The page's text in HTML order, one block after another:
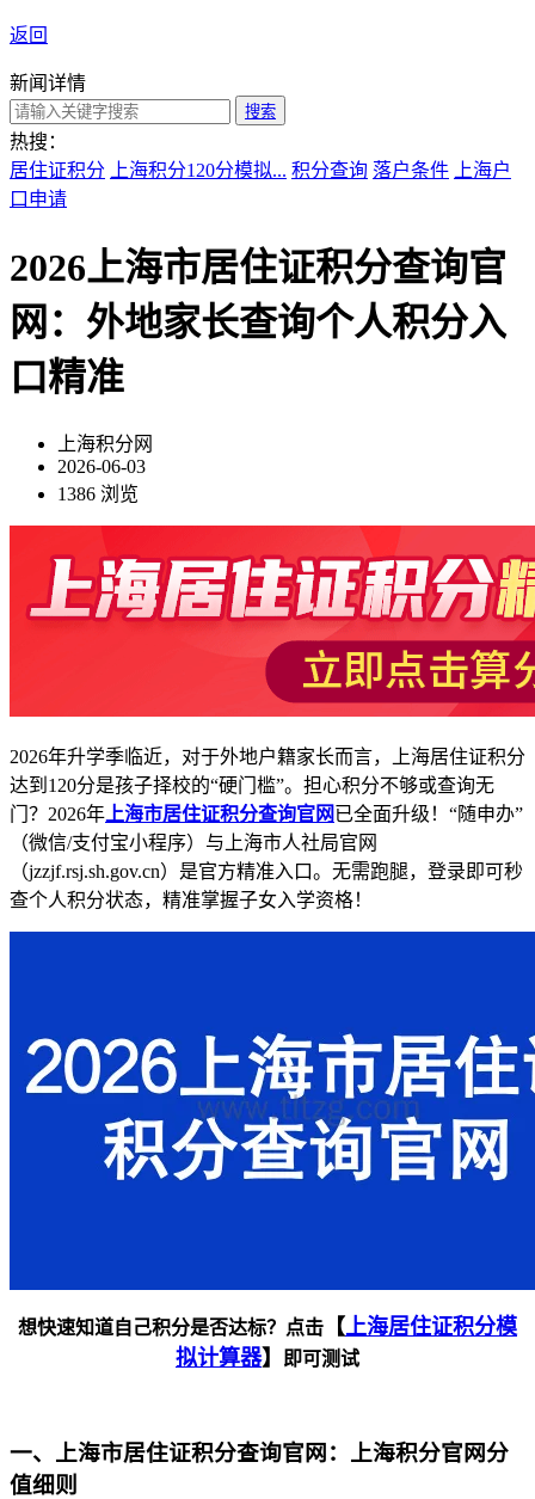
返回
新闻详情
搜索
热搜：
居住证积分
上海积分120分模拟... 积分查询 落户条件
上海户
口申请
2026上海市居住证积分查询官
网：外地家长查询个人积分入
口精准
上海积分网
2026-06-03
1386 浏览
2026年升学季临近，对于外地户籍家长而言，上海居住证积分
达到120分是孩子择校的“硬门槛”。担心积分不够或查询无
门？2026年 上海市居住证积分查询官网已全面升级！“随申办”
（微信/支付宝小程序）与上海市人社局官网
（jzzjf.rsj.sh.gov.cn）是官方精准入口。无需跑腿，登录即可秒
查个人积分状态，精准掌握子女入学资格！
想快速知道自己积分是否达标？点击 【 上海居住证积分模
拟计算器】 即可测试
一、上海市居住证积分查询官网：上海积分官网分
值细则